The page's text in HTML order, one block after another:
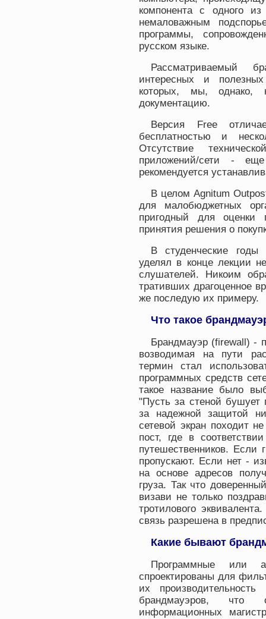
компонента с одного
немаловажным
программы,
русском языке.
Рассматриваемый
интересных и
которых, мы, однако,
документацию.
Версия Free
бесплатностью и
Отсутствие
приложений/сети -
рекомендуется
В целом Agnitum
для малобюджетных
пригодный для оценки
принятия решения о
В студенческие годы
уделял в конце лекции
слушателей. Никоим
тративших драгоценное
же последую их примеру.
Что такое
Брандмауэр (firewall) -
возводимая на пути
термин стал
программных средств
такое название было
"Пусть за стеной
за надежной защитой
сетевой экран походит
пост, где в
путешественников. Если
пропускают. Если нет -
на основе адресов
груза. Так что
визави не только
тротилового
связь разрешена в
Какие бывают
Программные или
спроектированы для
их
брандмауэров, что
информационных